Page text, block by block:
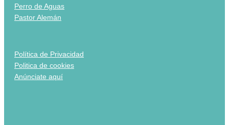
Perro de Aguas
Pastor Alemán
Política de Privacidad
Politica de cookies
Anúnciate aquí